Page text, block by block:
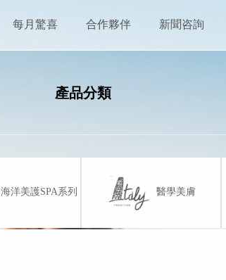
每月驚喜 合作夥伴 新聞咨詢
產品分類
海洋美護SPA系列 醫學美膚